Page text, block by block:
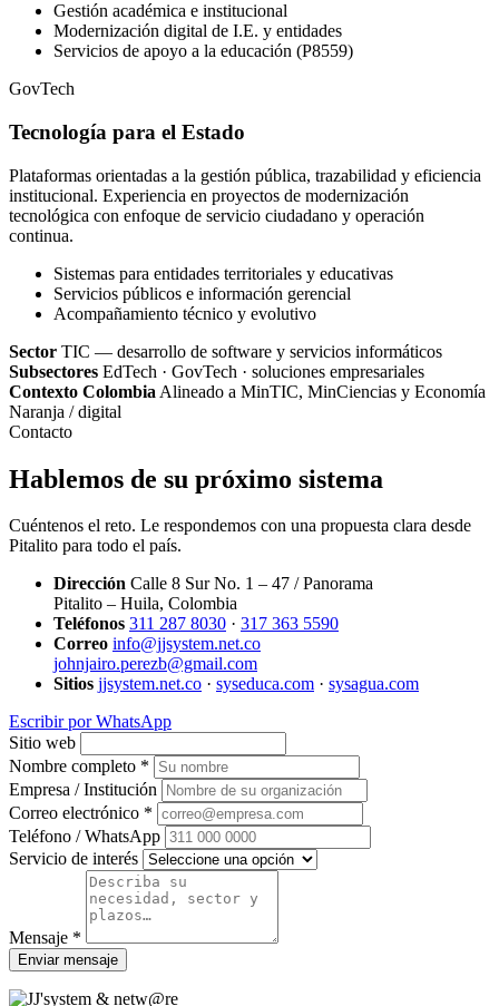
Gestión académica e institucional
Modernización digital de I.E. y entidades
Servicios de apoyo a la educación (P8559)
GovTech
Tecnología para el Estado
Plataformas orientadas a la gestión pública, trazabilidad y eficiencia
institucional. Experiencia en proyectos de modernización
tecnológica con enfoque de servicio ciudadano y operación
continua.
Sistemas para entidades territoriales y educativas
Servicios públicos e información gerencial
Acompañamiento técnico y evolutivo
Sector TIC — desarrollo de software y servicios informáticos
Subsectores EdTech · GovTech · soluciones empresariales
Contexto Colombia Alineado a MinTIC, MinCiencias y Economía
Naranja / digital
Contacto
Hablemos de su próximo sistema
Cuéntenos el reto. Le respondemos con una propuesta clara desde
Pitalito para todo el país.
Dirección Calle 8 Sur No. 1 – 47 / Panorama
Pitalito – Huila, Colombia
Teléfonos 311 287 8030 · 317 363 5590
Correo info@jjsystem.net.co
johnjairo.perezb@gmail.com
Sitios jjsystem.net.co · syseduca.com · sysagua.com
Escribir por WhatsApp
Sitio web
Nombre completo *
Empresa / Institución
Correo electrónico *
Teléfono / WhatsApp
Servicio de interés
Mensaje *
Enviar mensaje